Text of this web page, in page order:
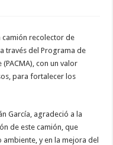
camión recolector de
través del Programa de
con un valor
para fortalecer los
García, agradeció a la
de este camión, que
y en la mejora del